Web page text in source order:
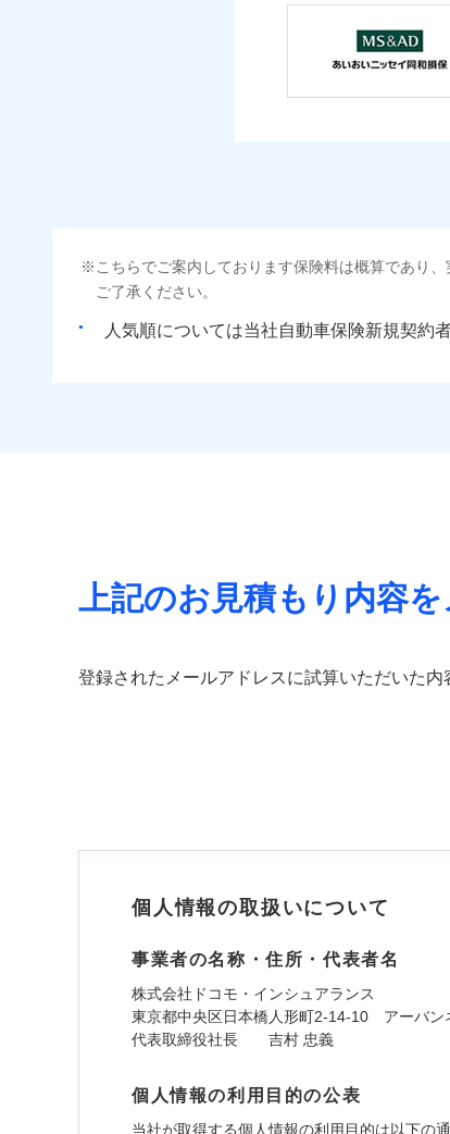
こちらでご案内しております保険料は概算であり
ご了承ください。
人気順については当社 新規契約
上記のお見積もり内容
登録されたメールアドレスに試算いただいた内
個人情報の取扱いについて
事業者の名称・住所・代表者名
株式会社ドコモ・インシュアランス
東京都中央区日本橋人形町2-14-10 アーバン
代表取締役社長 吉村 忠義
個人情報の利用目的の公表
当社が取得する個人情報の利用目的は以下の通